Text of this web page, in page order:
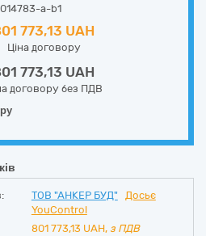
a-b1
773,13 UAH
Ціна договору
773,13 UAH
договору без ПДВ
ТОВ "АНКЕР БУД"
Досьє
YouControl
801 773,13 UAH, з ПДВ